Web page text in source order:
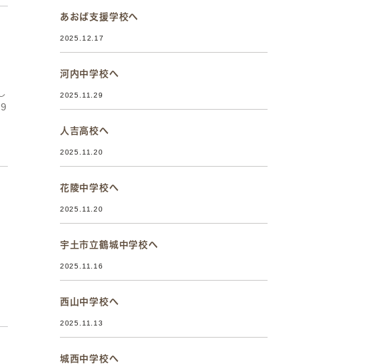
あおば支援学校へ
2025.12.17
河内中学校へ
2025.11.29
人吉高校へ
2025.11.20
花陵中学校へ
2025.11.20
宇土市立鶴城中学校へ
2025.11.16
西山中学校へ
2025.11.13
城西中学校へ